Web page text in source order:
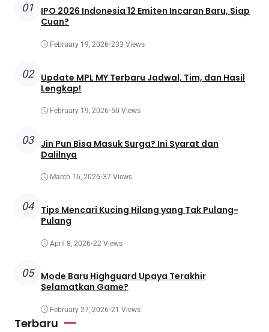
01
IPO 2026 Indonesia 12 Emiten Incaran Baru, Siap
Cuan?
February 19, 2026•233 Views
02
Update MPL MY Terbaru Jadwal, Tim, dan Hasil
Lengkap!
February 19, 2026•50 Views
03
Jin Pun Bisa Masuk Surga? Ini Syarat dan
Dalilnya
March 16, 2026•37 Views
04
Tips Mencari Kucing Hilang yang Tak Pulang-
Pulang
April 8, 2026•22 Views
05
Mode Baru Highguard Upaya Terakhir
Selamatkan Game?
February 27, 2026•21 Views
Terbaru